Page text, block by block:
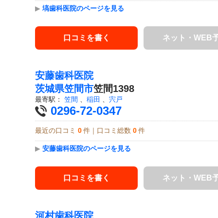
▶ 塙歯科医院のページを見る
口コミを書く ネット・WEB
安藤歯科医院
茨城県笠間市笠間1398
最寄駅： 笠間 稲田 宍戸
0296-72-0347
最近の口コミ 0 件｜口コミ総数 0 件
▶ 安藤歯科医院のページを見る
口コミを書く ネット・WEB
河村歯科医院